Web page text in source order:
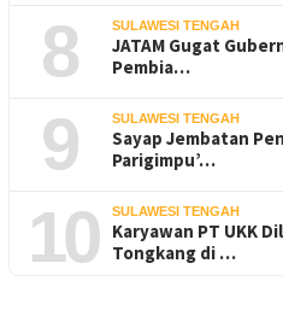
8 SULAWESI TENGAH
JATAM Gugat
Pembia…
9 SULAWESI TENGAH
Sayap Jembatan
Parigimpu’…
10 SULAWESI TENGAH
Karyawan PT UKK
Tongkang di …